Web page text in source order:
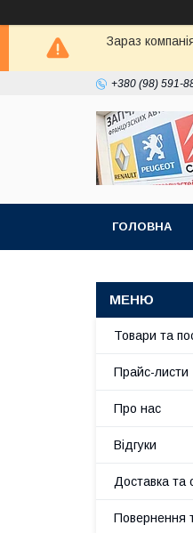
Зараз
+380 (98) 591-
ГОЛОВНА
Товари та
Прайс-листи
Про нас
Відгуки
Доставка та
Повернення